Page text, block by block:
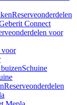
Reserveonderdelen
Connect
voor
voor
Schuine
Reserveonderdelen